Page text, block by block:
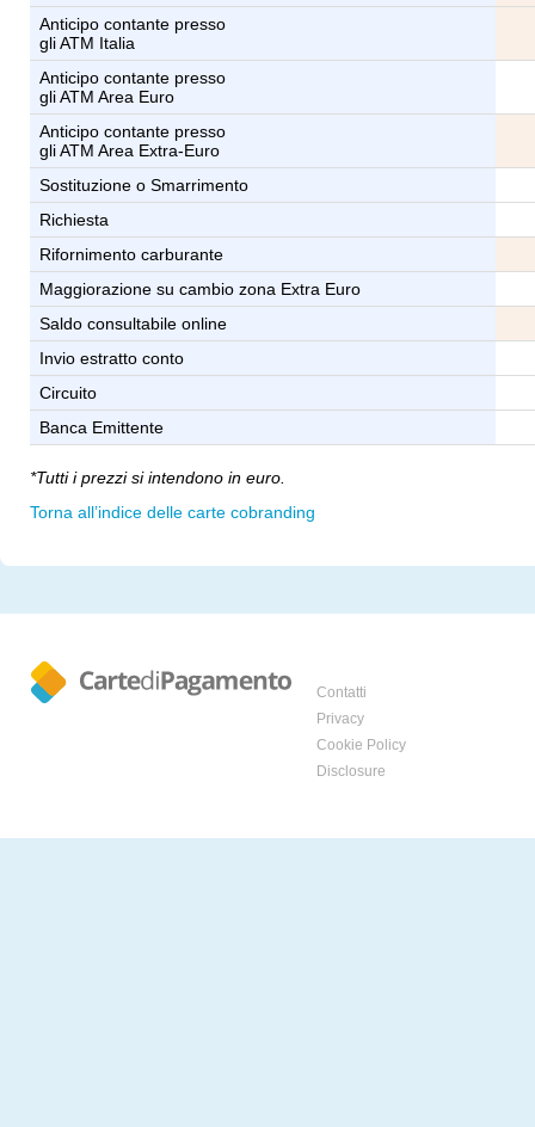
Anticipo contante presso
gli ATM Italia
Anticipo contante presso
gli ATM Area Euro
Anticipo contante presso
gli ATM Area Extra-Euro
Sostituzione o Smarrimento
Richiesta
Rifornimento carburante
Maggiorazione su cambio zona Extra Euro
Saldo consultabile online
Invio estratto conto
Circuito
Banca Emittente
*Tutti i prezzi si intendono in euro.
Torna all’indice delle carte cobranding
Contatti
Privacy
Cookie Policy
Disclosure